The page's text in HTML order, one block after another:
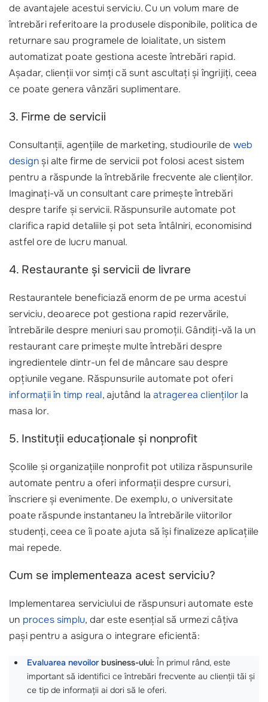
de avantajele acestui serviciu. Cu un volum mare de
întrebări referitoare la produsele disponibile, politica de
returnare sau programele de loialitate, un sistem
automatizat poate gestiona aceste întrebări rapid.
Așadar, clienții vor simți că sunt ascultați și îngrijiți, ceea
ce poate genera vânzări suplimentare.
3. Firme de servicii
Consultanții, agențiile de marketing, studiourile de web
designși alte firme de servicii pot folosi acest sistem
pentru a răspunde la întrebările frecvente ale clienților.
Imaginați-vă un consultant care primește întrebări
despre tarife și servicii. Răspunsurile automate pot
clarifica rapid detaliile și pot seta întâlniri, economisind
astfel ore de lucru manual.
4. Restaurante și servicii de livrare
Restaurantele beneficiază enorm de pe urma acestui
serviciu, deoarece pot gestiona rapid rezervările,
întrebările despre meniuri sau promoții. Gândiți-vă la un
restaurant care primește multe întrebări despre
ingredientele dintr-un fel de mâncare sau despre
opțiunile vegane. Răspunsurile automate pot oferi
informații în timp real, ajutând laatragerea clienților la
masa lor.
5. Instituții educaționale și nonprofit
Școlile și organizațiile nonprofit pot utiliza răspunsurile
automate pentru a oferi informații despre cursuri,
înscriere și evenimente. De exemplu, o universitate
poate răspunde instantaneu la întrebările viitorilor
studenți, ceea ce îi poate ajuta să își finalizeze aplicațiile
mai repede.
Cum se implementeaza acest serviciu?
Implementarea serviciului de răspunsuri automate este
un proces simplu, dar este esențial să urmezi câțiva
pași pentru a asigura o integrare eficientă:
Evaluarea nevoilorbusiness-ului: În primul rând, este
important să identifici ce întrebări frecvente au clienții tăi și
ce tip de informații ai dori să le oferi.